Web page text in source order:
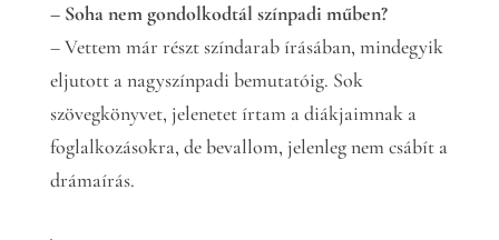
– Soha nem gondolkodtál színpadi műben?
– Vettem már részt színdarab írásában, mindegyik
eljutott a nagyszínpadi bemutatóig. Sok
szövegkönyvet, jelenetet írtam a diákjaimnak a
foglalkozásokra, de bevallom, jelenleg nem csábít a
drámaírás.